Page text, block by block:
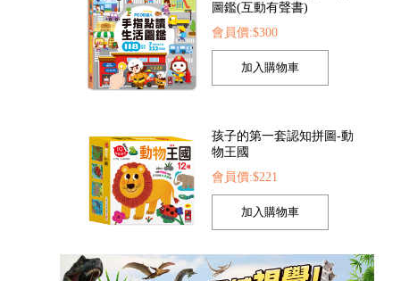
圖鑑(互動有聲書)
會員價:$300
孩子的第一套認知拼圖-動
物王國
會員價:$221